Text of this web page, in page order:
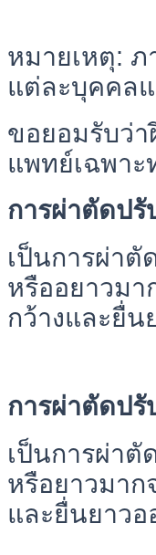
หมายเหตุ: ภ
แต่ละบุคคล
ขอยอมรับว่า
แพทย์เฉพา
การผ่าตัดปรั
เป็นการผ่าตั
หรืออยาวมา
กว้างและยื่น
การผ่าตัดป
เป็นการผ่าตั
หรือยาวมาก
และยื่นยาวอ